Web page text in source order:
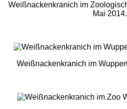
Weißnackenkranich im
Mai 2014.
Weißnackenkranich im